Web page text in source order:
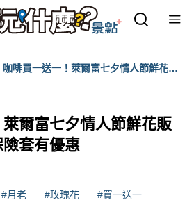
咖啡買一送一！萊爾富七夕情人節鮮花販
爾富七夕情人節鮮花販
套有優惠
#月老 #玫瑰花 #買一送一